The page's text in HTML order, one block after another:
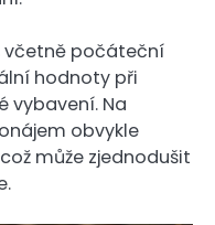
včetně počáteční
hodnoty při
vybavení. Na
obvykle
může zjednodušit